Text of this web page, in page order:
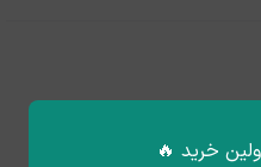
خرید 🔥